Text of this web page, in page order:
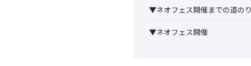
▼ネオフェス開催までの道のり
▼ネオフェス開催